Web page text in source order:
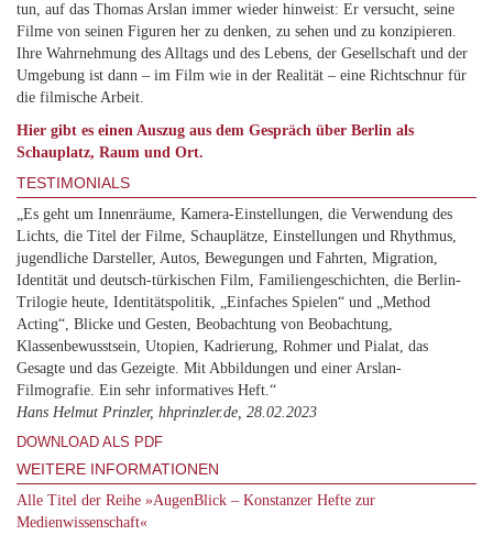
tun, auf das Thomas Arslan immer wieder hinweist: Er versucht, seine
Filme von seinen Figuren her zu denken, zu sehen und zu konzipieren.
Ihre Wahrnehmung des Alltags und des Lebens, der Gesellschaft und der
Umgebung ist dann – im Film wie in der Realität – eine Richtschnur für
die filmische Arbeit.
Hier gibt es einen Auszug aus dem Gespräch über Berlin als
Schauplatz, Raum und Ort.
TESTIMONIALS
„Es geht um Innenräume, Kamera-Einstellungen, die Verwendung des
Lichts, die Titel der Filme, Schauplätze, Einstellungen und Rhythmus,
jugendliche Darsteller, Autos, Bewegungen und Fahrten, Migration,
Identität und deutsch-türkischen Film, Familiengeschichten, die Berlin-
Trilogie heute, Identitätspolitik, „Einfaches Spielen“ und „Method
Acting“, Blicke und Gesten, Beobachtung von Beobachtung,
Klassenbewusstsein, Utopien, Kadrierung, Rohmer und Pialat, das
Gesagte und das Gezeigte. Mit Abbildungen und einer Arslan-
Filmografie. Ein sehr informatives Heft.“
Hans Helmut Prinzler, hhprinzler.de, 28.02.2023
DOWNLOAD ALS PDF
WEITERE INFORMATIONEN
Alle Titel der Reihe »AugenBlick – Konstanzer Hefte zur
Medienwissenschaft«